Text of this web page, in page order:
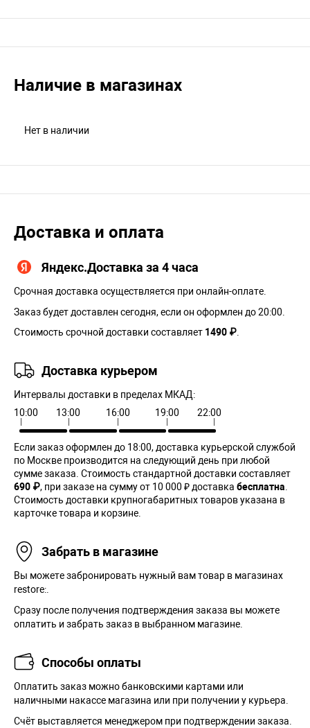
Наличие в магазинах
Нет в наличии
Доставка и оплата
Яндекс.Доставка за 4 часа
Срочная доставка осуществляется при онлайн-оплате.
Заказ будет доставлен сегодня, если он оформлен до 20:00.
Стоимость срочной доставки составляет 1490 ₽.
Доставка курьером
Интервалы доставки в пределах МКАД:
10:00
13:00 16:00 19:00 22:00
Если заказ оформлен до 18:00, доставка курьерской службой
по Москве производится на следующий день при любой
сумме заказа. Cтоимость стандартной доставки составляет
690 ₽, при заказе на сумму от 10 000 ₽ доставка бесплатна.
Стоимость доставки крупногабаритных товаров указана в
карточке товара и корзине.
Забрать в магазине
Вы можете забронировать нужный вам товар в магазинах
restore:.
Сразу после получения подтверждения заказа вы можете
оплатить и забрать заказ в выбранном магазине.
Способы оплаты
Оплатить заказ можно банковскими картами или
наличными накассе магазина или при получении у курьера.
Cчёт выставляется менеджером при подтверждении заказа.